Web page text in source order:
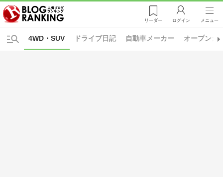
リーダー ログイン メニュー
ドライブ日記 自動車メーカー
4WD・SUV オープンカ